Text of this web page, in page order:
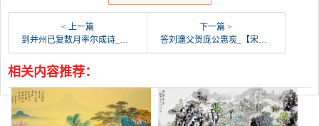
< 上一篇
到并州已复数月率尔成诗_【宋朝】_【司马光】
下一篇 >
答刘邍父贺庞公惠炭_【宋朝】_【司马光】
相关内容推荐：